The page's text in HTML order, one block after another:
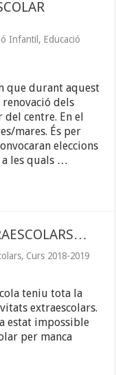
Infantil , Educació
que durant aquest
dels
del centre. En el
mares. És per
eleccions
a les quals …
, Curs 2018-2019
teniu tota la
extraescolars.
estat impossible
per manca